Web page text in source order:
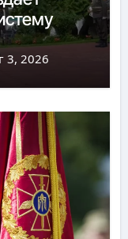
3, 2026